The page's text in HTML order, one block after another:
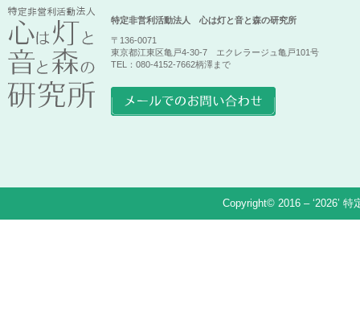
特定非営利活動法人 心は灯と音と森の研究所
〒136-0071
東京都江東区亀戸4-30-7 エクレラージュ亀戸101号
TEL：080-4152-7662柄澤まで
Copyright© 2016 – ‘2026’